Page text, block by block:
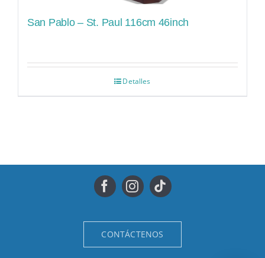
San Pablo – St. Paul 116cm 46inch
Detalles
CONTÁCTENOS